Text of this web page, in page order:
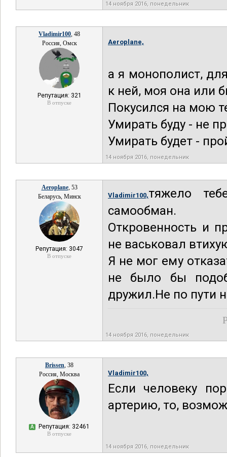
14 ноября 2016, понедельник
Vladimir100, 48
Россия, Омск
Репутация: 321
В отпуске
Aeroplane,
а я монополист,
к ней, моя она или
Покусился на мою
Умирать буду - не
Умирать будет -
14 ноября 2016, понедельник
Aeroplane, 53
Беларусь, Минск
Репутация: 3047
В отпуске
Vladimir100,тяжело
самообман.
Откровенность и
не васьковал
Я не мог ему
не было бы
дружил.Не по пути
14 ноября 2016, понедельник
Brissen, 38
Россия, Москва
А Репутация: 32461
В отпуске
Vladimir100,
Если человеку
артерию, то,
14 ноября 2016, понедельник